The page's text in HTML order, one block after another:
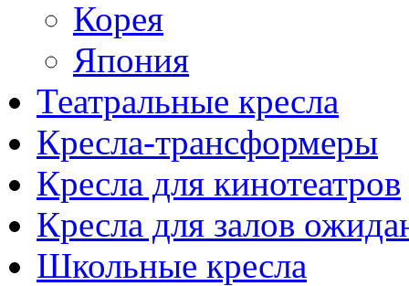
Корея
Япония
Театральные кресла
Кресла-трансформеры
Кресла для кинотеатров
Кресла для залов
Школьные кресла